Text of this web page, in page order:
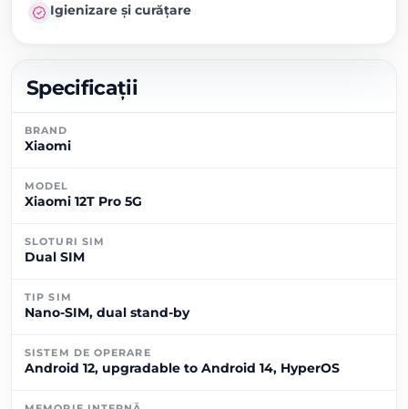
Igienizare și curățare
Specificații
BRAND
Xiaomi
MODEL
Xiaomi 12T Pro 5G
SLOTURI SIM
Dual SIM
TIP SIM
Nano-SIM, dual stand-by
SISTEM DE OPERARE
Android 12, upgradable to Android 14, HyperOS